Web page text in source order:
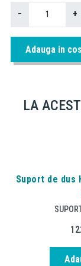
− +
Adauga in cos
LA
Suport de dus